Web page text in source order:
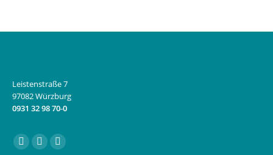
Leistenstraße 7
97082 Würzburg
0931 32 98 70-0
Finden Sie uns auf:
FacebookInstagram
E-